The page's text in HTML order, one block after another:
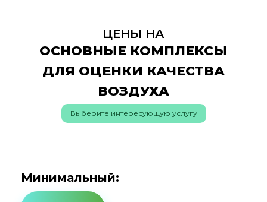
ЦЕНЫ НА
ОСНОВНЫЕ КОМПЛЕКСЫ
ДЛЯ ОЦЕНКИ КАЧЕСТВА
ВОЗДУХА
Выберите интересующую услугу
Минимальный: